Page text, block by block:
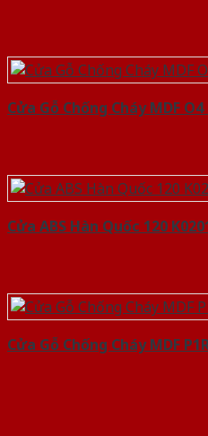
Cửa Gỗ Chống Cháy MDF
Cửa ABS Hàn Quốc 120
Cửa Gỗ Chống Cháy MDF